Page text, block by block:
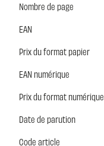
Nombre de page
EAN
Prix du format papier
EAN numérique
Prix du format numérique
Date de parution
Code article